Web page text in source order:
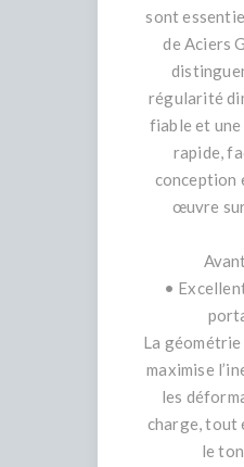
sont
de Aciers
régularité
fiable et
rapide,
conception
œuvre
•
La
maximise
les
charge, tout
le